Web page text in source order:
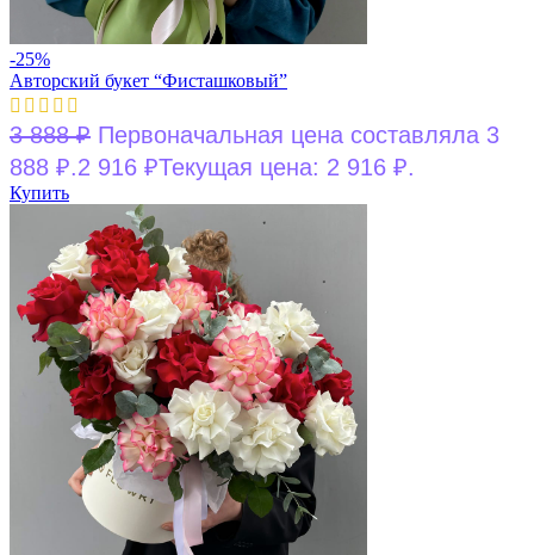
-25%
Авторский букет “Фисташковый”
3 888₽ Первоначальная цена составляла 3
888 ₽.2 916 ₽Текущая цена: 2 916 ₽.
Купить